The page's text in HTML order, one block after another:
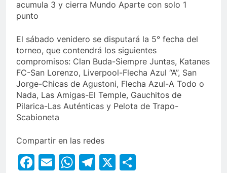
acumula 3 y cierra Mundo Aparte con solo 1
punto
El sábado venidero se disputará la 5° fecha del
torneo, que contendrá los siguientes
compromisos: Clan Buda-Siempre Juntas, Katanes
FC-San Lorenzo, Liverpool-Flecha Azul “A”, San
Jorge-Chicas de Agustoni, Flecha Azul-A Todo o
Nada, Las Amigas-El Temple, Gauchitos de
Pilarica-Las Auténticas y Pelota de Trapo-
Scabioneta
Compartir en las redes
Facebook
EmailWhatsApp
Telegram
X